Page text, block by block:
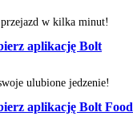
w kilka minut!
aplikację Bolt
ulubione jedzenie!
aplikację Bolt Food